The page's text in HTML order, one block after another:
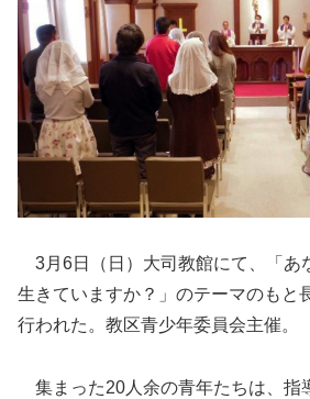
3月6日（日）大司教館にて、「あ
生きていますか？」のテーマのもと
行われた。教区青少年委員会主催。
集まった20人余の青年たちは、指